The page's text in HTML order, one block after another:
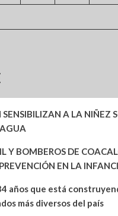
A LA NIÑEZ
Y BOMBEROS DE
EN LA
años que está
más diversos del país